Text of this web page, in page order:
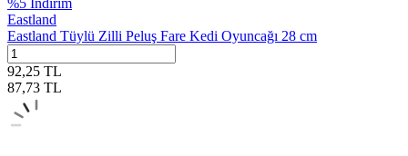
Eastland
Eastland Tüylü Zilli Peluş Fare Kedi Oyuncağı 28 cm
92,25 TL
87,73 TL